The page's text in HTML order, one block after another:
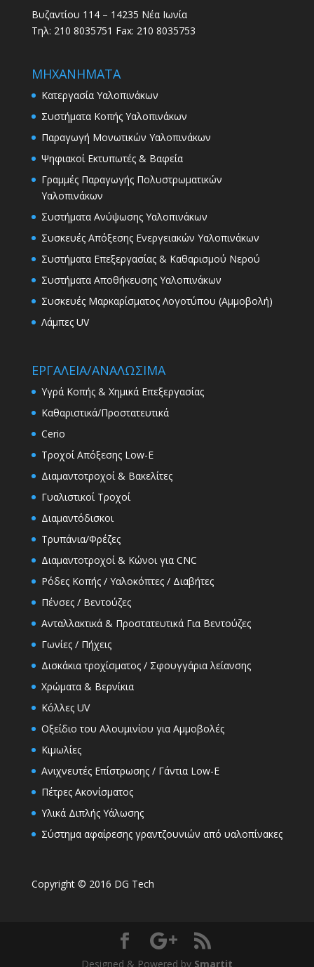
Βυζαντίου 114 – 14235 Νέα Ιωνία
Τηλ: 210 8035751 Fax: 210 8035753
ΜΗΧΑΝΗΜΑΤΑ
Κατεργασία Υαλοπινάκων
Συστήματα Κοπής Υαλοπινάκων
Παραγωγή Μονωτικών Υαλοπινάκων
Ψηφιακοί Εκτυπωτές & Βαφεία
Γραμμές Παραγωγής Πολυστρωματικών
Υαλοπινάκων
Συστήματα Ανύψωσης Υαλοπινάκων
Συσκευές Απόξεσης Ενεργειακών Υαλοπινάκων
Συστήματα Επεξεργασίας & Καθαρισμού Νερού
Συστήματα Αποθήκευσης Υαλοπινάκων
Συσκευές Μαρκαρίσματος Λογοτύπου (Αμμοβολή)
Λάμπες UV
ΕΡΓΑΛΕΙΑ/ΑΝΑΛΩΣΙΜΑ
Υγρά Κοπής & Χημικά Επεξεργασίας
Καθαριστικά/Προστατευτικά
Cerio
Τροχοί Απόξεσης Low-E
Διαμαντοτροχοί & Βακελίτες
Γυαλιστικοί Τροχοί
Διαμαντόδισκοι
Τρυπάνια/Φρέζες
Διαμαντοτροχοί & Κώνοι για CNC
Ρόδες Κοπής / Υαλοκόπτες / Διαβήτες
Πένσες / Βεντούζες
Ανταλλακτικά & Προστατευτικά Για Βεντούζες
Γωνίες / Πήχεις
Δισκάκια τροχίσματος / Σφουγγάρια λείανσης
Χρώματα & Βερνίκια
Κόλλες UV
Οξείδιο του Αλουμινίου για Αμμοβολές
Κιμωλίες
Ανιχνευτές Επίστρωσης / Γάντια Low-E
Πέτρες Ακονίσματος
Υλικά Διπλής Υάλωσης
Σύστημα αφαίρεσης γραντζουνιών από υαλοπίνακες
Copyright © 2016 DG Tech
Designed & Powered by Smartit